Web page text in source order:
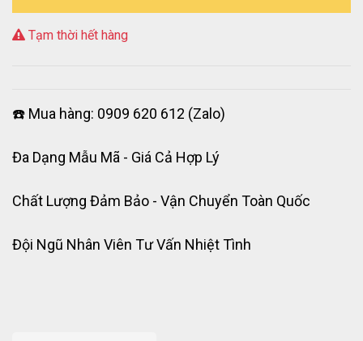
Tạm thời hết hàng
☎️ Mua hàng: 0909 620 612 (Zalo)
Đa Dạng Mẫu Mã - Giá Cả Hợp Lý
Chất Lượng Đảm Bảo - Vận Chuyển Toàn Quốc
Đội Ngũ Nhân Viên Tư Vấn Nhiệt Tình